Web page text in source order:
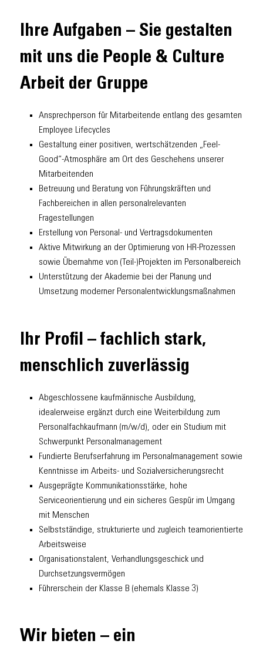
Ihre Aufgaben – Sie gestalten
mit uns die People & Culture
Arbeit der Gruppe
Ansprechperson für Mitarbeitende entlang des gesamten
Employee Lifecycles
Gestaltung einer positiven, wertschätzenden „Feel-
Good“-Atmosphäre am Ort des Geschehens unserer
Mitarbeitenden
Betreuung und Beratung von Führungskräften und
Fachbereichen in allen personalrelevanten
Fragestellungen
Erstellung von Personal- und Vertragsdokumenten
Aktive Mitwirkung an der Optimierung von HR-Prozessen
sowie Übernahme von (Teil-)Projekten im Personalbereich
Unterstützung der Akademie bei der Planung und
Umsetzung moderner Personalentwicklungsmaßnahmen
Ihr Profil – fachlich stark,
menschlich zuverlässig
Abgeschlossene kaufmännische Ausbildung,
idealerweise ergänzt durch eine Weiterbildung zum
Personalfachkaufmann (m/w/d), oder ein Studium mit
Schwerpunkt Personalmanagement
Fundierte Berufserfahrung im Personalmanagement sowie
Kenntnisse im Arbeits- und Sozialversicherungsrecht
Ausgeprägte Kommunikationsstärke, hohe
Serviceorientierung und ein sicheres Gespür im Umgang
mit Menschen
Selbstständige, strukturierte und zugleich teamorientierte
Arbeitsweise
Organisationstalent, Verhandlungsgeschick und
Durchsetzungsvermögen
Führerschein der Klasse B (ehemals Klasse 3)
Wir bieten – ein